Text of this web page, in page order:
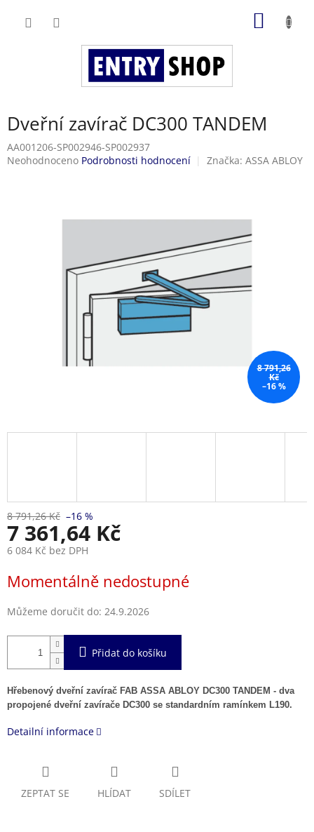
Dveřní zavírač DC300 TANDEM
AA001206-SP002946-SP002937
Průměrné
Neohodnoceno Podrobnosti hodnocení Značka: ASSA ABLOY
8 791,26
Kč
–16 %
8 791,26 Kč –16 %
7 361,64 Kč
6 084 Kč bez DPH
cena:
Momentálně nedostupné
Můžeme doručit do: 24.9.2026
Přidat do košíku
Hřebenový dveřní zavírač FAB ASSA ABLOY DC300 TANDEM - dva
propojené dveřní zavírače DC300 se standardním ramínkem L190.
Detailní informace
ZEPTAT SE HLÍDAT SDÍLET